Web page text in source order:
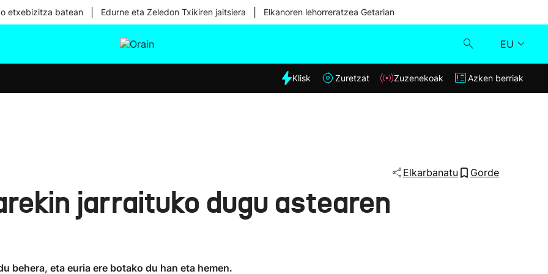
etxebizitza batean Edurne eta Zeledon Txikiren jaitsiera Elkanoren lehorreratzea Getarian
EU
Eguraldia
Klisk
Klisk Zuretzat Zuzenekoak Azken berriak
Elkarbanatu Gorde
jarraituko dugu astearen
behera, eta euria ere botako du han eta hemen.